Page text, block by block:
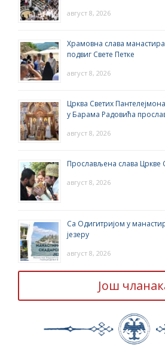
август 8, 2026
Храмовна слава манастира
подвиг Свете Петке
август 8, 2026
Црква Светих
у Барама Радовића
август 8, 2026
Прослављена слава Цркве
август 8, 2026
Са Одигитријом у
језеру
август 8, 2026
Још